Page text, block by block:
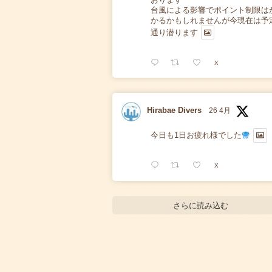
台風による影響でポイント制限は
かるかもしれませんが今現在は予
通り潜ります
X
Hirabae Divers 26 4月
今日も1日お疲れ様でした
X
さらに読み込む